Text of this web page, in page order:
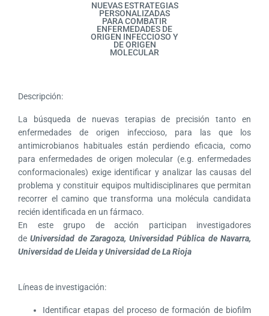
NUEVAS ESTRATEGIAS
PERSONALIZADAS
PARA COMBATIR
ENFERMEDADES DE
ORIGEN INFECCIOSO Y
DE ORIGEN
MOLECULAR
Descripción:
La búsqueda de nuevas terapias de precisión tanto en
enfermedades de origen infeccioso, para las que los
antimicrobianos habituales están perdiendo eficacia, como
para enfermedades de origen molecular (e.g. enfermedades
conformacionales) exige identificar y analizar las causas del
problema y constituir equipos multidisciplinares que permitan
recorrer el camino que transforma una molécula candidata
recién identificada en un fármaco.
En este grupo de acción participan investigadores
deUniversidad de Zaragoza, Universidad Pública de Navarra,
Universidad de Lleida y Universidad de La Rioja
Líneas de investigación:
Identificar etapas del proceso de formación de biofilm